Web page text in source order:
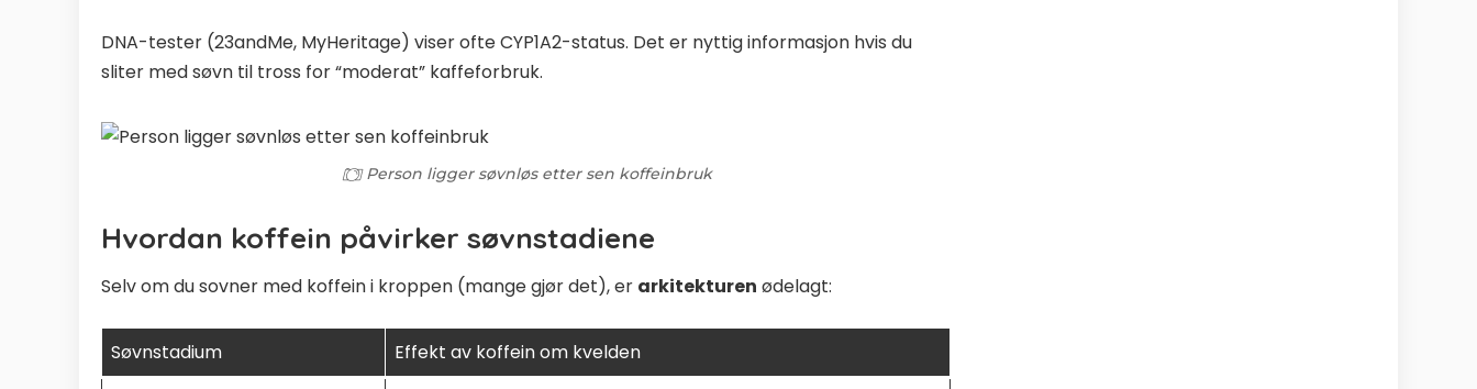
DNA-tester (23andMe, MyHeritage) viser ofte CYP1A2-status. Det er nyttig informasjon hvis du
sliter med søvn til tross for “moderat” kaffeforbruk.
Person ligger søvnløs etter sen koffeinbruk
Hvordan koffein påvirker søvnstadiene
Selv om du sovner med koffein i kroppen (mange gjør det), er arkitekturen ødelagt:
Søvnstadium
Effekt av koffein om kvelden